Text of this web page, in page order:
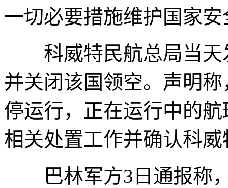
一切必要措施维护国家
科威特民航总局当天
并关闭该国领空。声明
停运行，正在运行中的
相关处置工作并确认科
巴林军方3日通报称，